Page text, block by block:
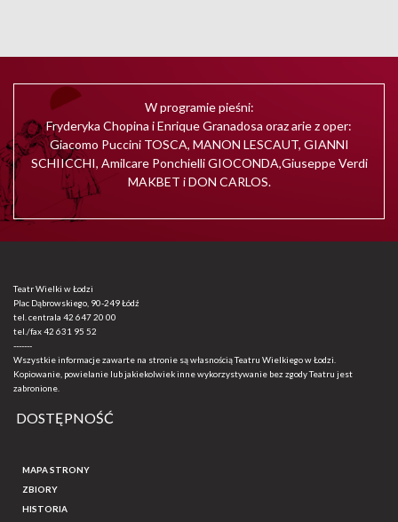
W programie pieśni:
Fryderyka Chopina i Enrique Granadosa oraz arie z oper:
Giacomo Puccini TOSCA, MANON LESCAUT, GIANNI
SCHIICCHI, Amilcare Ponchielli GIOCONDA,Giuseppe Verdi
MAKBET i DON CARLOS.
Teatr Wielki w Łodzi
Plac Dąbrowskiego, 90-249 Łódź
tel. centrala 42 647 20 00
tel./fax42 631 95 52
-------
Wszystkie informacje zawarte na stronie są własnością Teatru Wielkiego w Łodzi.
Kopiowanie, powielanie lub jakiekolwiek inne wykorzystywanie bez zgody Teatru jest
zabronione.
DOSTĘPNOŚĆ
MAPA STRONY
ZBIORY
HISTORIA